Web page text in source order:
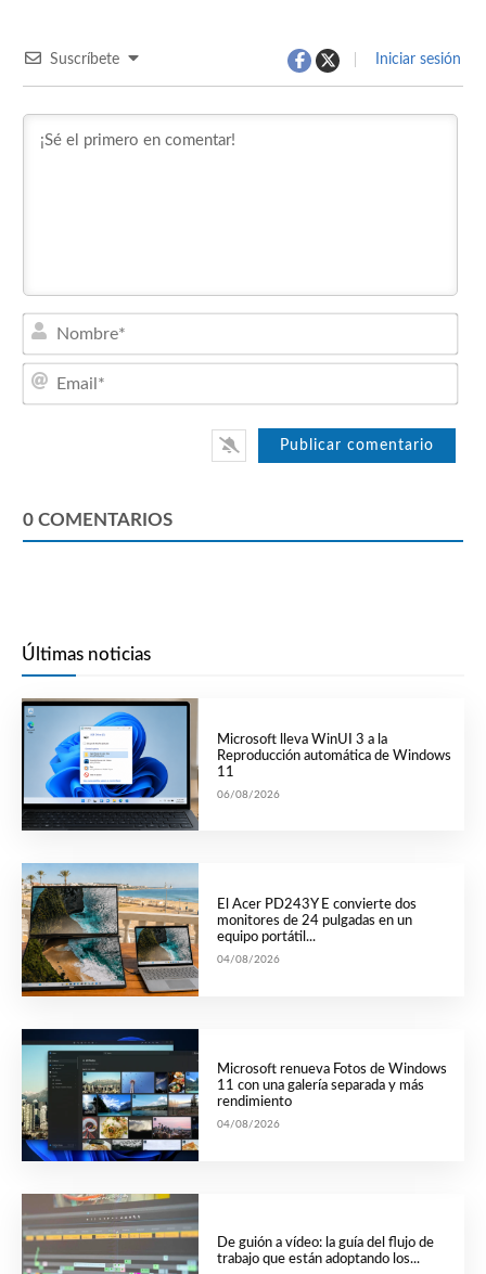
Suscríbete Iniciar sesión
0 COMENTARIOS
Últimas noticias
Microsoft lleva WinUI 3 a la
Reproducción automática de Windows
11
06/08/2026
El Acer PD243Y E convierte dos
monitores de 24 pulgadas en un
equipo portátil...
04/08/2026
Microsoft renueva Fotos de Windows
11 con una galería separada y más
rendimiento
04/08/2026
De guión a vídeo: la guía del flujo de
trabajo que están adoptando los...